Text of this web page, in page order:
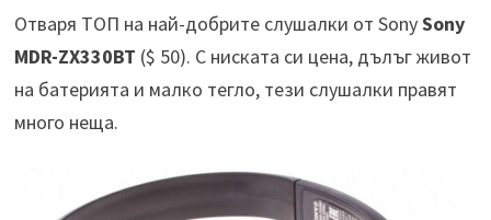
Отваря ТОП на най-добрите слушалки от SonySony
MDR-ZX330BT ($ 50). С ниската си цена, дълъг живот
на батерията и малко тегло, тези слушалки правят
много неща.